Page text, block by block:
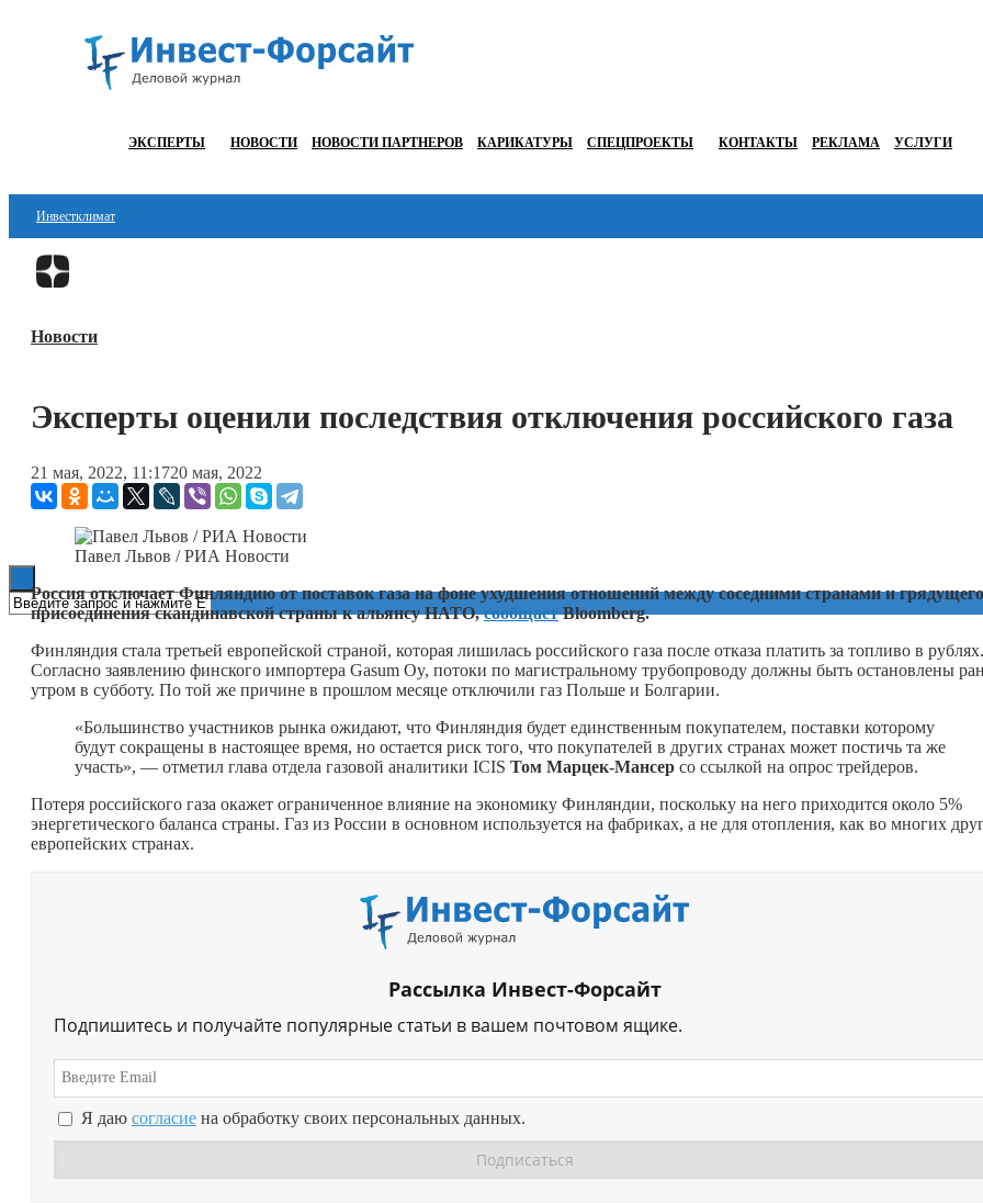
ЭКСПЕРТЫ НОВОСТИ НОВОСТИ ПАРТНЕРОВ КАРИКАТУРЫ СПЕЦПРОЕКТЫ КОНТАКТЫ РЕКЛАМА УСЛУГИ
Инвестклимат
Финансы
Блокчейн
ESG
Новости
Эксперты оценили последствия отключения российского газа
21 мая, 2022, 11:1720 мая, 2022
Павел Львов / РИА Новости
Россия отключает Финляндию от поставок газа на фоне ухудшения отношений между соседними странами и грядущего
присоединения скандинавской страны к альянсу НАТО,сообщаетBloomberg.
Финляндия стала третьей европейской страной, которая лишилась российского газа после отказа платить за топливо в рублях.
Согласно заявлению финского импортера Gasum Oy, потоки по магистральному трубопроводу должны быть остановлены
утром в субботу. По той же причине в прошлом месяце отключили газ Польше и Болгарии.
«Большинство участников рынка ожидают, что Финляндия будет единственным покупателем, поставки которому
будут сокращены в настоящее время, но остается риск того, что покупателей в других странах может постичь та же
участь», — отметил глава отдела газовой аналитики ICIS Том Марцек-Мансер со ссылкой на опрос трейдеров.
Потеря российского газа окажет ограниченное влияние на экономику Финляндии, поскольку на него приходится около 5%
энергетического баланса страны. Газ из России в основном используется на фабриках, а не для отопления, как во многих
европейских странах.
Рассылка Инвест-Форсайт
Подпишитесь и получайте популярные статьи в вашем почтовом ящике.
Я даю согласие на обработку своих персональных данных.